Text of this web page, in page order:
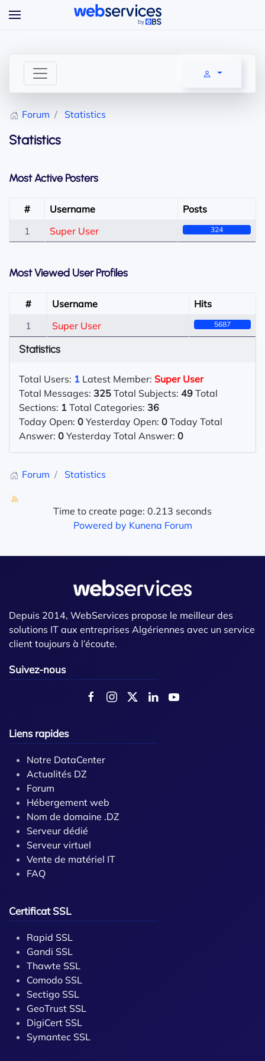
Forum Statistics
Statistics
Most Active Posters
# Username
Posts
1
Super User 324
Most Viewed User Profiles
# Username
Hits
1
Super User 5687
Statistics
Total Users: 1 Latest Member: Super User
Total Messages: 325 Total Subjects: 49 Total
Sections: 1 Total Categories: 36
Today Open: 0 Yesterday Open: 0 Today Total
Answer: 0 Yesterday Total Answer: 0
Forum Statistics
Time to create page: 0.213 seconds
Powered by Kunena Forum
Depuis 2014, WebServices propose le meilleur des
solutions IT aux entreprises Algériennes avec un service
client toujours à l’écoute.
Suivez-nous
Liens rapides
Notre DataCenter
Actualités DZ
Forum
Hébergement web
Nom de domaine .DZ
Serveur dédié
Serveur virtuel
Vente de matériel IT
FAQ
Certificat SSL
Rapid SSL
Gandi SSL
Thawte SSL
Comodo SSL
Sectigo SSL
GeoTrust SSL
DigiCert SSL
Symantec SSL